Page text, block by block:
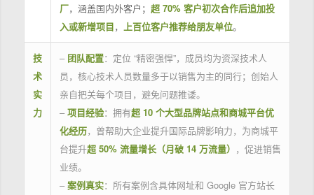
厂，涵盖国内外客户； 超 70% 客户初次合作后追加投
入或新增项目， 上百位客户推荐给朋友单位。
技
术
实
力
– 团队配置：定位 “精密强悍”，成员均为资深技术人
员，核心技术人员数量多于以销售为主的同行；创始人
亲自把关每个项目，避免问题推诿。
– 项目经验：拥有超 10 个大型品牌站点和商城平台优
化经历，曾帮助大企业提升国际品牌影响力，为商城平
台提升超 50% 流量增长（月破 14 万流量） ，促进销售
业绩。
– 案例真实：所有案例含具体网址和 Google 官方站长